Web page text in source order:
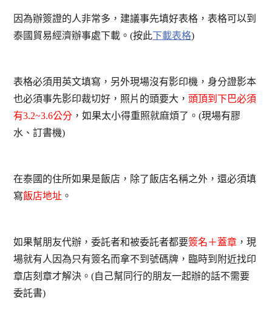
因為辦簽證的人非常多，建議事先填好表格，表格可以到
泰國貿易經濟辦事處下載。(按此下載表格)
表格必須用英文填寫，另外現場沒有影印機，身分證影本
也必須事先影印裁切好，照片的頭要大， 頭頂到下巴必須
有3.2~3.6公分 ，如果太小得重照就麻煩了。(現場有膠
水、訂書機)
在泰國的住所如果是飯店，除了飯店名稱之外，還必須填
寫飯店地址 。
如果幫朋友代辦，委託者和被委託者都要簽名＋蓋章 ，現
場就有人因為只有簽名而拿不到號碼牌，臨時到附近找印
章店刻章才解決。(自己幫同行的朋友一起辦的話不需要
委託書)